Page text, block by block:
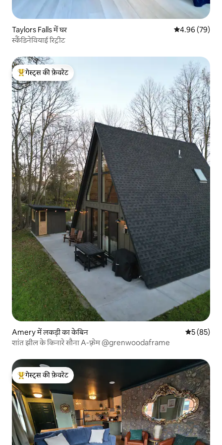
Taylors Falls में घर औसत रेटिंग 5 में
4.96 (79)
स्कैंडिनेवियाई रिट्रीट
गेस्ट्स का टॉप फ़ेवरेट
गेस्ट्स की फ़ेवरेट
Amery में लकड़ी का केबिन औसत रेटिंग
5 (85)
शांत झील के किनारे सौना A-फ़्रेम @grenwoodaframe
गेस्ट्स का टॉप फ़ेवरेट
गेस्ट्स की फ़ेवरेट